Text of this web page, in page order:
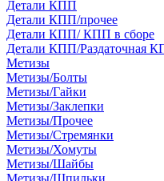
Детали КПП
Детали КПП/прочее
Детали КПП/ КПП в сборе
Детали КПП/Раздаточная
Метизы
Метизы/Болты
Метизы/Гайки
Метизы/Заклепки
Метизы/Прочее
Метизы/Стремянки
Метизы/Хомуты
Метизы/Шайбы
Метизы/Шпильки